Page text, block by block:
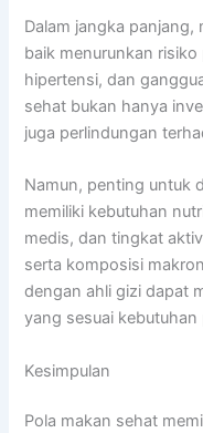
Dalam jangka
baik menurunkan
hipertensi, dan
sehat bukan hanya
juga perlindungan
Namun, penting untuk
memiliki kebutuhan
medis, dan tingkat
serta komposisi
dengan ahli gizi dapat
yang sesuai kebutuhan
Kesimpulan
Pola makan sehat